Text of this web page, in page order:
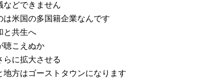
どできません
米国の多国籍企業なんです
共生へ
こえぬか
に拡大させる
方はゴーストタウンになります